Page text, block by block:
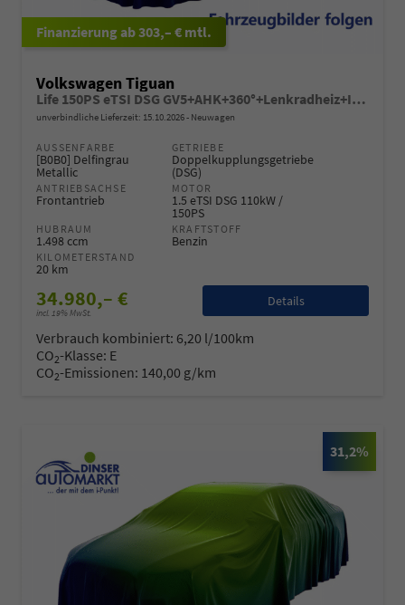
ab 303,– € mtl.
Volkswagen Tiguan
Life 150PS eTSI DSG GV5+AHK+360°+Lenkradheiz+IQ.Drive+ACC+App+eHeck+LED
unverbindliche Lieferzeit: 15.10.2026 Neuwagen
AUSSENFARBE
[B0B0] Delfingrau
Metallic
GETRIEBE
Doppelkupplungsgetriebe
(DSG)
ANTRIEBSACHSE
Frontantrieb
MOTOR
1.5 eTSI DSG 110kW /
150PS
HUBRAUM
1.498 ccm
KRAFTSTOFF
Benzin
KILOMETERSTAND
20 km
34.980,– €
incl. 19% MwSt.
Details
Verbrauch kombiniert: 6,20 l/100km
CO2-Klasse: E
CO2-Emissionen: 140,00 g/km
31,2%